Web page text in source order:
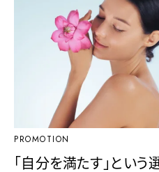
PROMOTION
「自分を満たす」とい